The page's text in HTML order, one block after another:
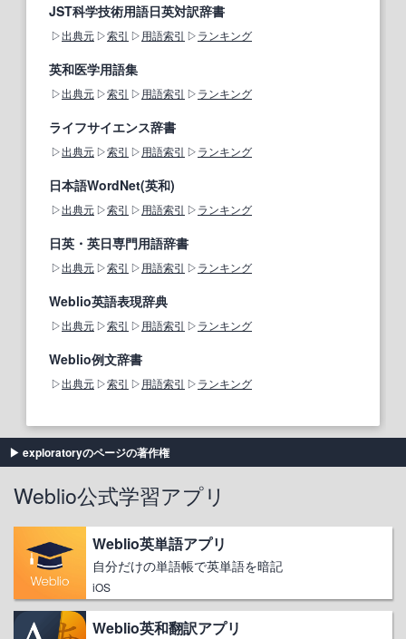
JST科学技術用語日英対訳辞書
出典元 索引 用語索引 ランキング
英和医学用語集
出典元 索引 用語索引 ランキング
ライフサイエンス辞書
出典元 索引 用語索引 ランキング
日本語WordNet(英和)
出典元 索引 用語索引 ランキング
日英・英日専門用語辞書
出典元 索引 用語索引 ランキング
Weblio英語表現辞典
出典元 索引 用語索引 ランキング
Weblio例文辞書
出典元 索引 用語索引 ランキング
exploratoryのページの著作権
Weblio公式学習アプリ
Weblio英単語アプリ
自分だけの単語帳で英単語を暗記
iOS
Weblio英和翻訳アプリ